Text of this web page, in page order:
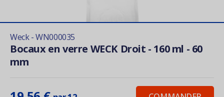
Weck - WN000035
Bocaux en verre WECK Droit - 160 ml - 60
mm